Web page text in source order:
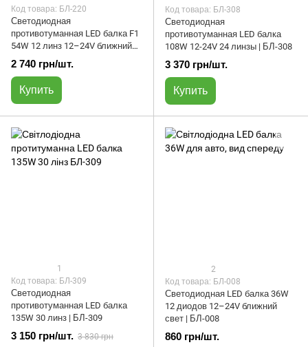
Код товара: БЛ-220
Светодиодная
противотуманная LED балка F1
54W 12 линз 12–24V ближний
свет | БЛ-220
2 740 грн/шт.
Купить
Код товара: БЛ-308
Светодиодная
противотуманная LED балка
108W 12-24V 24 линзы | БЛ-308
3 370 грн/шт.
Купить
1
Код товара: БЛ-309
Светодиодная
противотуманная LED балка
135W 30 линз | БЛ-309
3 150 грн/шт. 3 830 грн
2
Код товара: БЛ-008
Светодиодная LED балка 36W
12 диодов 12–24V ближний
свет | БЛ-008
860 грн/шт.